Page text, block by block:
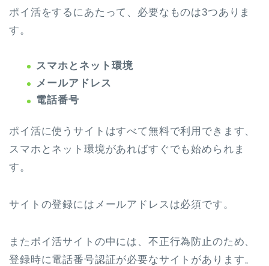
ポイ活をするにあたって、必要なものは3つありま
す。
スマホとネット環境
メールアドレス
電話番号
ポイ活に使うサイトはすべて無料で利用できます、
スマホとネット環境があればすぐでも始められま
す。
サイトの登録にはメールアドレスは必須です。
またポイ活サイトの中には、不正行為防止のため、
登録時に電話番号認証が必要なサイトがあります。